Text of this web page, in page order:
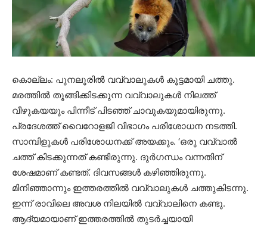
കൊല്ലം: പുനലൂരിൽ വവ്വാലുകള്‍ കൂട്ടമായി ചത്തു.
മരത്തിൽ തൂങ്ങിക്കിടക്കുന്ന വവ്വാലുകൾ നിലത്ത്
വീഴുകയയും പിന്നീട് പിടഞ്ഞ് ചാവുകയുമായിരുന്നു.
പ്രദേശത്ത് വെെറോളജി വിഭാഗം പരിശോധന നടത്തി.
സാമ്പിളുകൾ പരിശോധനക്ക് അയക്കും. ‘ഒരു വവ്വാൽ
ചത്ത് കിടക്കുന്നത് കണ്ടിരുന്നു. ദുർ​ഗന്ധം വന്നതിന്
ശേഷമാണ് കണ്ടത്. ദിവസങ്ങൾ കഴിഞ്ഞിരുന്നു.
മിനിഞ്ഞാന്നും ഇത്തരത്തിൽ‌ വവ്വാലുകൾ ചത്തുകിടന്നു.
ഇന്ന് രാവിലെ അവശ നിലയിൽ വവ്വാലിനെ കണ്ടു.
ആദ്യമായാണ് ഇത്തരത്തിൽ തുടർച്ചയായി